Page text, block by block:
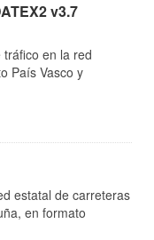
v3.7
tráfico en la red
País Vasco y
estatal de carreteras
en formato